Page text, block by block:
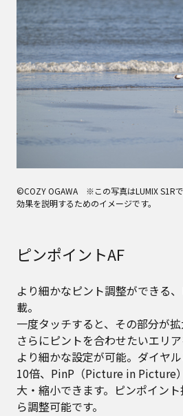
©COZY OGAWA ※この写真はLUMIX S1R
効果を説明するためのイメージです。
ピンポイントAF
より細かなピント調整ができる
載。
一度タッチすると、その部分が
さらにピントを合わせたいエリア
より細かな設定が可能。ダイヤ
10倍、PinP（Picture in Picture
大・縮小できます。ピンポイン
ら調整可能です。